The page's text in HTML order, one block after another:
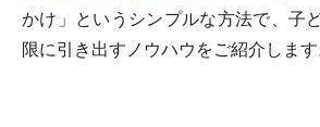
かけ」というシンプルな方法で、子
限に引き出すノウハウをご紹介します